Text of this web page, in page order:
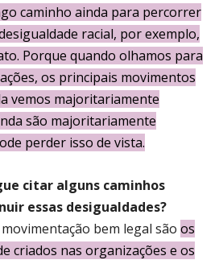
caminho ainda para percorrer
racial, por exemplo,
Porque quando olhamos para
os principais movimentos
vemos majoritariamente
são majoritariamente
perder isso de vista.
citar alguns caminhos
essas desigualdades?
bem legal são os
criados nas organizações e os